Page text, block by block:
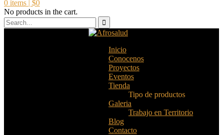
0 items | $0
No products in the cart.
Inicio
Conocenos
Proyectos
Eventos
Tienda
Tipo de productos
Galeria
Trabajo en Territorio
Blog
Contacto